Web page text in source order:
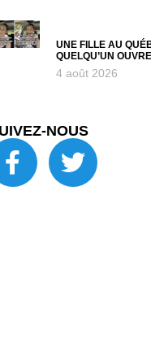
UNE FILLE AU
QUELQU’UN
4 août 2026
NOUS